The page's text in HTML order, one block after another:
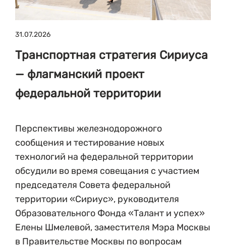
31.07.2026
Транспортная стратегия Сириуса
— флагманский проект
федеральной территории
Перспективы железнодорожного
сообщения и тестирование новых
технологий на федеральной территории
обсудили во время совещания с участием
председателя Совета федеральной
территории «Сириус», руководителя
Образовательного Фонда «Талант и успех»
Елены Шмелевой, заместителя Мэра Москвы
в Правительстве Москвы по вопросам